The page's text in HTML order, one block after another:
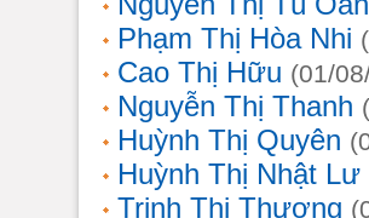
Phạm Thị Hòa Nhi
Cao Thị Hữu (01/
Nguyễn Thị Thanh
Huỳnh Thị Quyên
Huỳnh Thị Nhật Lư
Trịnh Thị Thương